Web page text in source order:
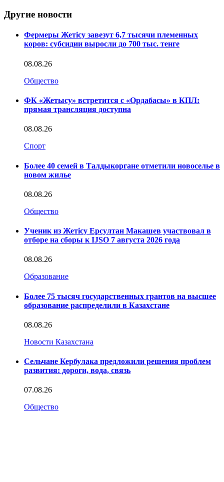
Другие новости
Фермеры Жетісу завезут 6,7 тысячи племенных
коров: субсидии выросли до 700 тыс. тенге
08.08.26
Общество
ФК «Жетысу» встретится с «Ордабасы» в КПЛ:
прямая трансляция доступна
08.08.26
Спорт
Более 40 семей в Талдыкоргане отметили новоселье в
новом жилье
08.08.26
Общество
Ученик из Жетісу Ерсултан Макашев участвовал в
отборе на сборы к IJSO 7 августа 2026 года
08.08.26
Образование
Более 75 тысяч государственных грантов на высшее
образование распределили в Казахстане
08.08.26
Новости Казахстана
Сельчане Кербулака предложили решения проблем
развития: дороги, вода, связь
07.08.26
Общество